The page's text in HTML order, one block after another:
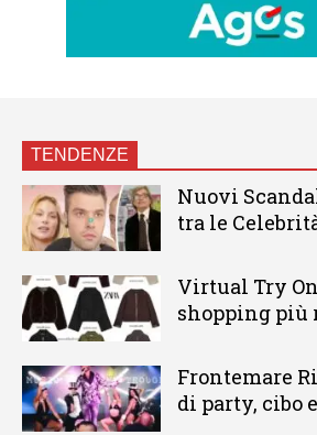
TENDENZE
Nuovi
tra le
Virtual Try
shopping più
Frontemare
di party, cibo